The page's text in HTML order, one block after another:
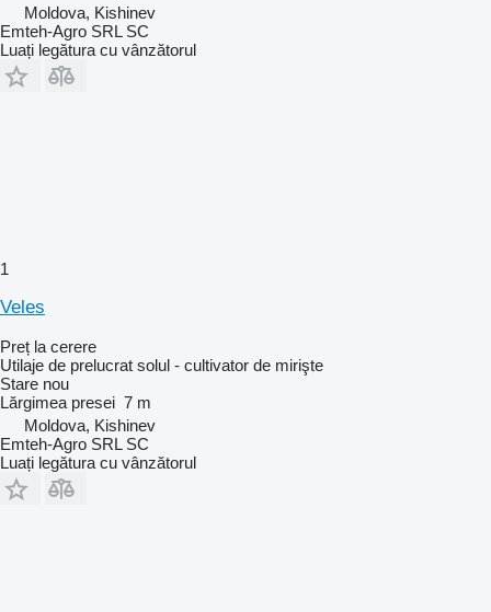
Moldova, Kishinev
Emteh-Agro SRL SC
Luați legătura cu vânzătorul
1
Veles
Preț la cerere
Utilaje de prelucrat solul - cultivator de mirişte
Stare nou
Lărgimea presei 7 m
Moldova, Kishinev
Emteh-Agro SRL SC
Luați legătura cu vânzătorul